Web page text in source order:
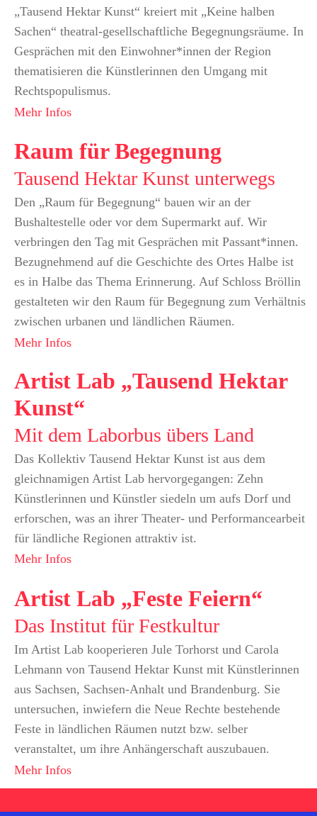
„Tausend Hektar Kunst“ kreiert mit „Keine halben
Sachen“ theatral-gesellschaftliche Begegnungsräume. In
Gesprächen mit den Einwohner*innen der Region
thematisieren die Künstlerinnen den Umgang mit
Rechtspopulismus.
Mehr Infos
Raum für Begegnung
Tausend Hektar Kunst unterwegs
Den „Raum für Begegnung“ bauen wir an der
Bushaltestelle oder vor dem Supermarkt auf. Wir
verbringen den Tag mit Gesprächen mit Passant*innen.
Bezugnehmend auf die Geschichte des Ortes Halbe ist
es in Halbe das Thema Erinnerung. Auf Schloss Bröllin
gestalteten wir den Raum für Begegnung zum Verhältnis
zwischen urbanen und ländlichen Räumen.
Mehr Infos
Artist Lab „Tausend Hektar
Kunst“
Mit dem Laborbus übers Land
Das Kollektiv Tausend Hektar Kunst ist aus dem
gleichnamigen Artist Lab hervorgegangen: Zehn
Künstlerinnen und Künstler siedeln um aufs Dorf und
erforschen, was an ihrer Theater- und Performancearbeit
für ländliche Regionen attraktiv ist.
Mehr Infos
Artist Lab „Feste Feiern“
Das Institut für Festkultur
Im Artist Lab kooperieren Jule Torhorst und Carola
Lehmann von Tausend Hektar Kunst mit Künstlerinnen
aus Sachsen, Sachsen-Anhalt und Brandenburg. Sie
untersuchen, inwiefern die Neue Rechte bestehende
Feste in ländlichen Räumen nutzt bzw. selber
veranstaltet, um ihre Anhängerschaft auszubauen.
Mehr Infos